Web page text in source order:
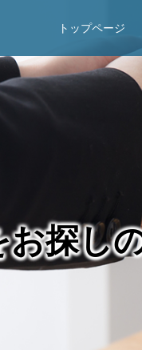
トップページ